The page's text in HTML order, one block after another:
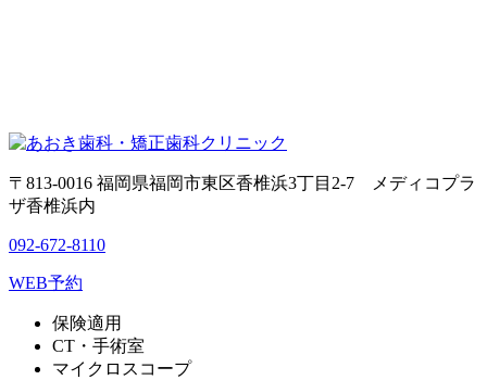
〒813-0016 福岡県福岡市東区香椎浜3丁目2-7 メディコプラ
ザ香椎浜内
092-672-8110
WEB予約
保険適用
CT・手術室
マイクロスコープ